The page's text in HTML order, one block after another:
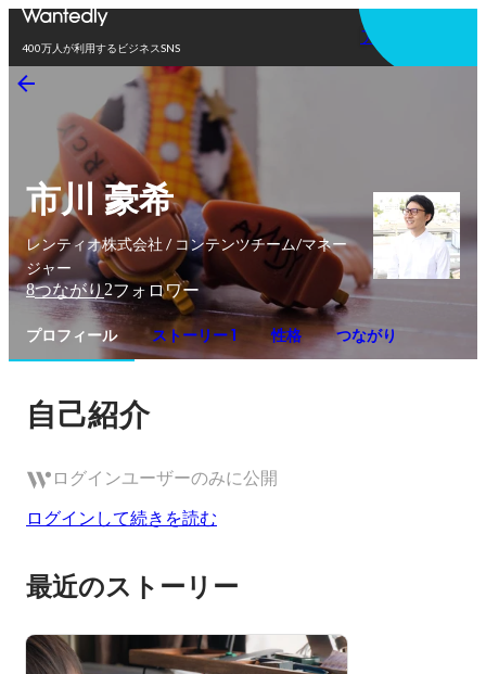
400万人が利用するビジネスSNS
アプリを使う
市川 豪希
レンティオ株式会社 / コンテンツチーム/マネー
ジャー
8つながり2フォロワー
プロフィール ストーリー 1 性格 つながり
自己紹介
ログインユーザーのみに公開
ログインして続きを読む
最近のストーリー